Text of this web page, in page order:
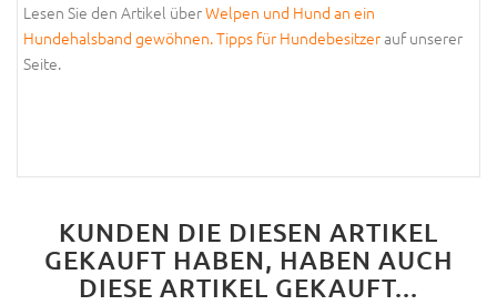
Lesen Sie den Artikel überWelpen und Hund an ein
Hundehalsband gewöhnen. Tipps für Hundebesitzerauf unserer
Seite.
KUNDEN DIE DIESEN ARTIKEL
GEKAUFT HABEN, HABEN AUCH
DIESE ARTIKEL GEKAUFT...